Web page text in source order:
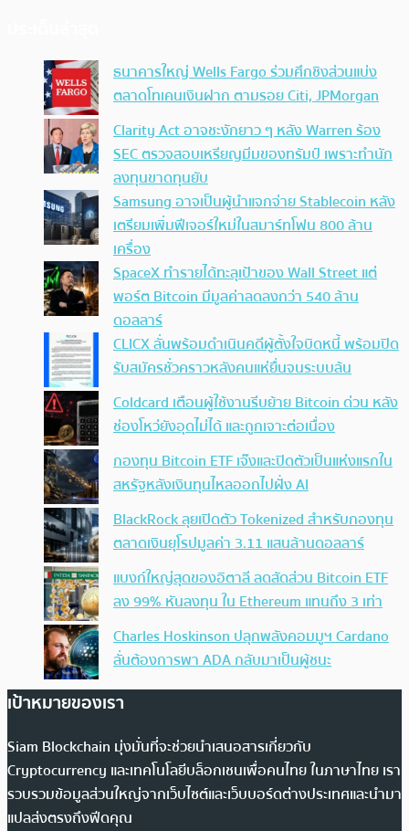
ธนาคารใหญ่ Wells Fargo ร่วมศึกชิงส่วนแบ่ง
ตลาดโทเคนเงินฝาก ตามรอย Citi, JPMorgan
Clarity Act อาจชะงักยาว ๆ หลัง Warren ร้อง
SEC ตรวจสอบเหรียญมีมของทรัมป์ เพราะทำนัก
ลงทุนขาดทุนยับ
Samsung อาจเป็นผู้นำแจกจ่าย Stablecoin หลัง
เตรียมเพิ่มฟีเจอร์ใหม่ในสมาร์ทโฟน 800 ล้าน
เครื่อง
SpaceX ทำรายได้ทะลุเป้าของ Wall Street แต่
พอร์ต Bitcoin มีมูลค่าลดลงกว่า 540 ล้าน
ดอลลาร์
CLICX ลั่นพร้อมดำเนินคดีผู้ตั้งใจบิดหนี้ พร้อมปิด
รับสมัครชั่วคราวหลังคนแห่ยื่นจนระบบล้น
Coldcard เตือนผู้ใช้งานรีบย้าย Bitcoin ด่วน หลัง
ช่องโหว่ยังอุดไม่ได้ และถูกเจาะต่อเนื่อง
กองทุน Bitcoin ETF เจ๊งและปิดตัวเป็นแห่งแรกใน
สหรัฐหลังเงินทุนไหลออกไปฝั่ง AI
BlackRock ลุยเปิดตัว Tokenized สำหรับกองทุน
ตลาดเงินยุโรปมูลค่า 3.11 แสนล้านดอลลาร์
แบงก์ใหญ่สุดของอิตาลี ลดสัดส่วน Bitcoin ETF
ลง 99% หันลงทุน ใน Ethereum แทนถึง 3 เท่า
Charles Hoskinson ปลุกพลังคอมมูฯ Cardano
ลั่นต้องการพา ADA กลับมาเป็นผู้ชนะ
เป้าหมายของเรา
Siam Blockchain มุ่งมั่นที่จะช่วยนำเสนอสารเกี่ยวกับ
Cryptocurrency และเทคโนโลยีบล็อกเชนเพื่อคนไทย ในภาษาไทย เรา
รวบรวมข้อมูลส่วนใหญ่จากเว็บไซต์และเว็บบอร์ดต่างประเทศและนำมา
แปลส่งตรงถึงฟีดคุณ